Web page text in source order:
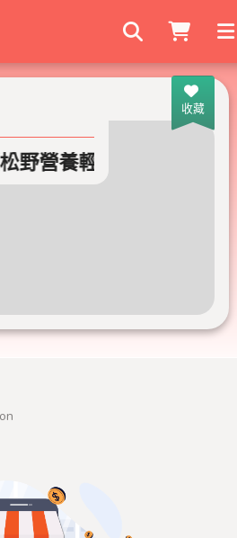
搜尋商家
收藏
野營養輕食）